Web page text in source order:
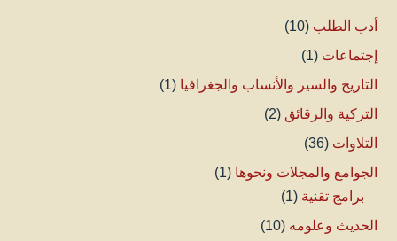
أدب الطلب (10)
إجتماعات (1)
التاريخ والسير والأنساب والجغرافيا (1)
التزكية والرقائق (2)
التلاوات (36)
الجوامع والمجلات ونحوها (1)
برامج تقنية (1)
الحديث وعلومه (10)